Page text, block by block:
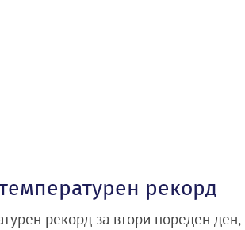
рекорд
рекорд за втори пореден ден,